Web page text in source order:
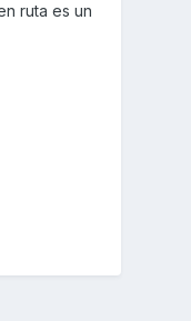
ruta es un